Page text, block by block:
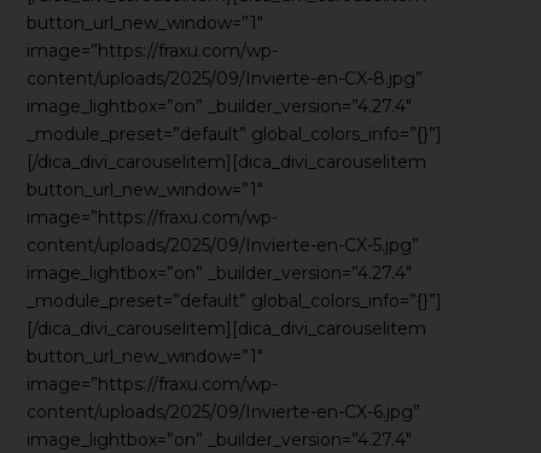
button_url_new_window=”1″
image=”https://fraxu.com/wp-
content/uploads/2025/09/Invierte-en-CX-8.jpg”
image_lightbox=”on” _builder_version=”4.27.4″
_module_preset=”default” global_colors_info=”{}”]
[/dica_divi_carouselitem][dica_divi_carouselitem
button_url_new_window=”1″
image=”https://fraxu.com/wp-
content/uploads/2025/09/Invierte-en-CX-5.jpg”
image_lightbox=”on” _builder_version=”4.27.4″
_module_preset=”default” global_colors_info=”{}”]
[/dica_divi_carouselitem][dica_divi_carouselitem
button_url_new_window=”1″
image=”https://fraxu.com/wp-
content/uploads/2025/09/Invierte-en-CX-6.jpg”
image_lightbox=”on” _builder_version=”4.27.4″